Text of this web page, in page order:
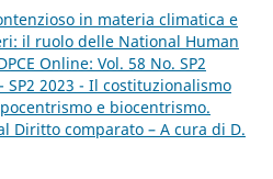
in materia climatica e
il ruolo delle National Human
Online: Vol. 58 No. SP2
SP2 2023 - Il costituzionalismo
e biocentrismo.
Diritto comparato – A cura di D.